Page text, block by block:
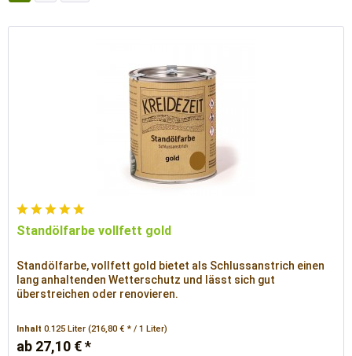
Standölfarbe vollfett gold
Standölfarbe, vollfett gold bietet als Schlussanstrich einen
lang anhaltenden Wetterschutz und lässt sich gut
überstreichen oder renovieren.
Inhalt0.125 Liter(216,80 € * / 1 Liter)
ab 27,10 € *